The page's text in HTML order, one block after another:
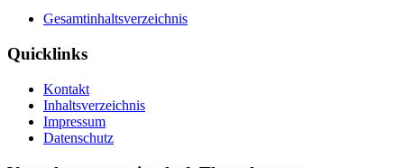
Gesamtinhaltsverzeichnis
Quicklinks
Kontakt
Inhaltsverzeichnis
Impressum
Datenschutz